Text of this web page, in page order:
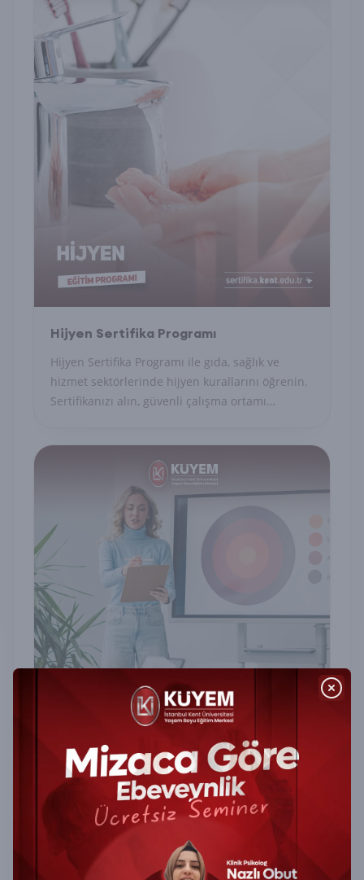
Hijyen Sertifika Programı
Hijyen Sertifika Programı ile gıda, sağlık ve
hizmet sektörlerinde hijyen kurallarını öğrenin.
Sertifikanızı alın, güvenli çalışma ortamı
Projektif Testler Sertifika Programı
Projektif Testler Sertifika Programı ile psikolojik